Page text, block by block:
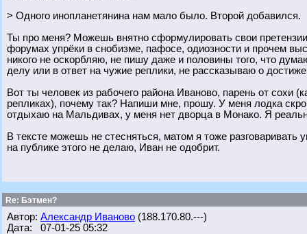
> Одного инопланетянина нам мало было. Второй добавился.
Ты про меня? Можешь внятно сформулировать свои
форумах упрёки в снобизме, пафосе, одиозности и прочем
никого не оскорбляю, не пишу даже и половины того, что
делу или в ответ на чужие реплики, не рассказываю о
Вот ты человек из рабочего района Иваново, парень от сохи
репликах), почему так? Напиши мне, прошу. У меня лодка
отдыхаю на Мальдивах, у меня нет дворца в Монако. Я
В тексте можешь не стесняться, матом я тоже
на публике этого не делаю, Иван не одобрит.
Re: Бэтмен?
Автор: Александр Иваново (188.170.80.---)
Дата: 07-01-25 05:32